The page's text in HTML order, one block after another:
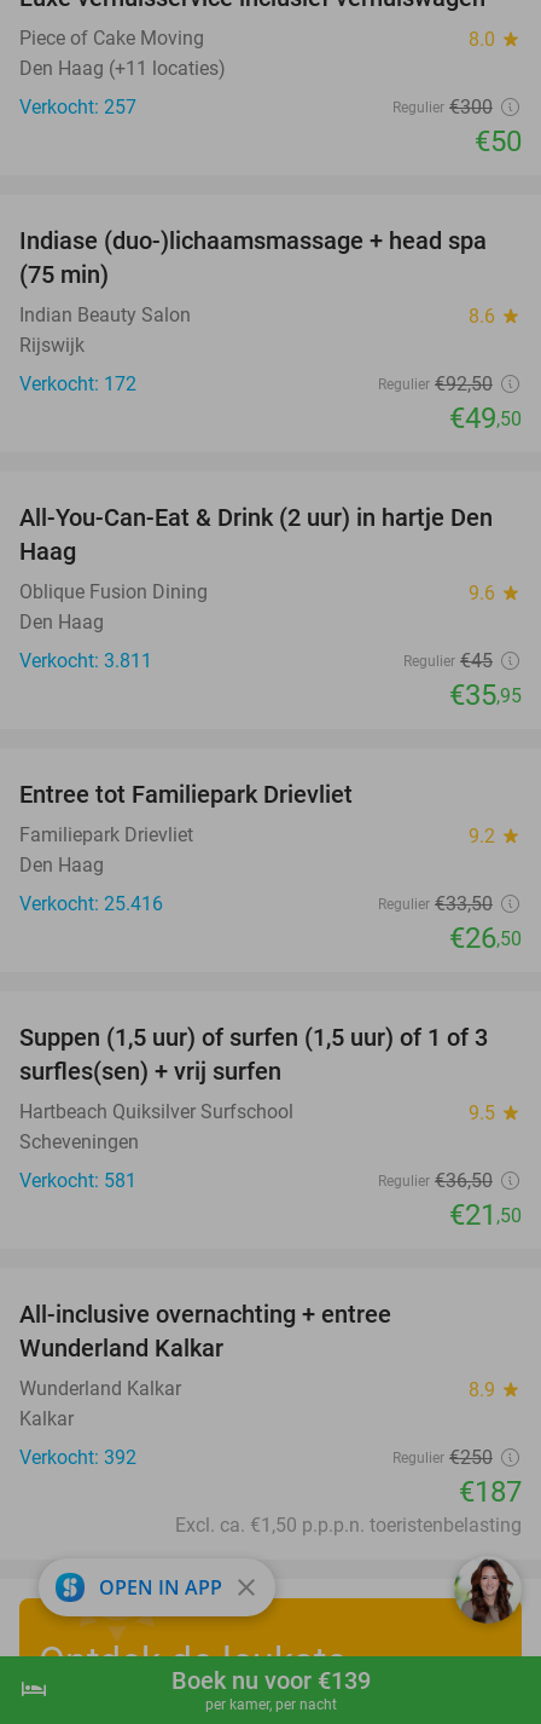
shopping_cart Boek nu
hotel Boek nu voor €139
per kamer, per nacht
Piece of Cake Moving 8.0 star
Den Haag (+11 locaties)
Verkocht: 257
Regulier €300
€50
46%
Indiase (duo-)lichaamsmassage + head spa
(75 min)
Indian Beauty Salon 8.6 star
Rijswijk
Verkocht: 172
Regulier €92,50
€49,50
20%
All-You-Can-Eat & Drink (2 uur) in hartje Den
Haag
Oblique Fusion Dining 9.6 star
Den Haag
Verkocht: 3.811
Regulier €45
€35,95
Entree tot Familiepark Drievliet
Familiepark Drievliet 9.2 star
Den Haag
Verkocht: 25.416
Regulier €33,50
€26,50
41%
Suppen (1,5 uur) of surfen (1,5 uur) of 1 of 3
surfles(sen) + vrij surfen
Hartbeach Quiksilver Surfschool 9.5 star
Scheveningen
Verkocht: 581
Regulier €36,50
€21 ,50
All-inclusive overnachting + entree
Wunderland Kalkar
Wunderland Kalkar 8.9 star
Kalkar
Verkocht: 392
Regulier €250
€187
Excl. ca. €1,50 p.p.p.n. toeristenbelasting
Ontdek de leukste
zomervakantiedeals
OPEN IN APP close